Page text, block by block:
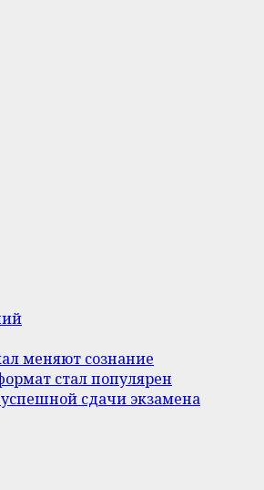
меняют сознание
стал популярен
сдачи экзамена